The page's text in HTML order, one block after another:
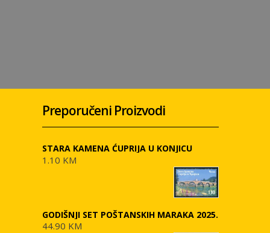
Preporučeni Proizvodi
STARA KAMENA ĆUPRIJA U KONJICU
1.10 KM
GODIŠNJI SET POŠTANSKIH MARAKA 2025.
44.90 KM